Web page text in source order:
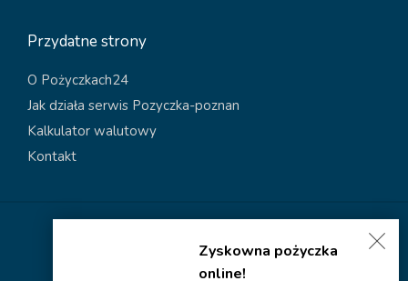
Zyskowna pożyczka
online!
Przydatne strony
O Pożyczkach24
Jak działa serwis Pozyczka-poznan
Kalkulator walutowy
Kontakt
Polityka prywatności